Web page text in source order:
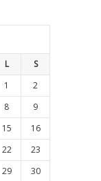
L
S
1
2
8
9
15
16
22
23
29
30